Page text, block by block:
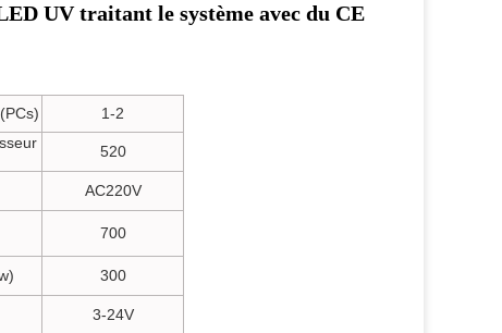
UV traitant le système avec du CE
1-2
520
AC220V
700
300
3-24V